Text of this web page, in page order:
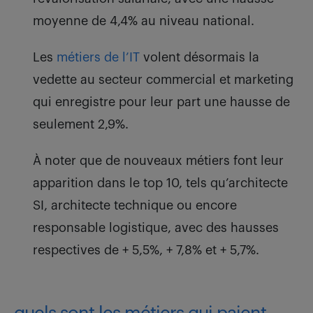
moyenne de 4,4% au niveau national.
Les métiers de l’IT volent désormais la
vedette au secteur commercial et marketing
qui enregistre pour leur part une hausse de
seulement 2,9%.
À noter que de nouveaux métiers font leur
apparition dans le top 10, tels qu’architecte
SI, architecte technique ou encore
responsable logistique, avec des hausses
respectives de + 5,5%, + 7,8% et + 5,7%.